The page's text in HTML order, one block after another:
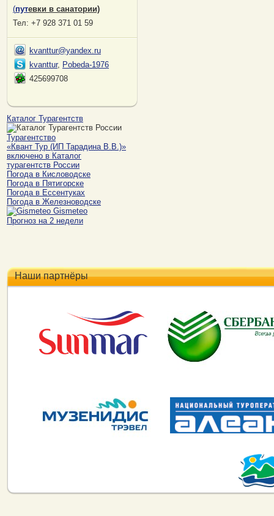
(путевки в санатории)
Тел: +7 928 371 01 59
kvanttur@yandex.ru
kvanttur, Pobeda-1976
425699708
Каталог Турагентств
Турагентство
«Квант Тур (ИП Тарадина В.В.)»
включено в Каталог
турагентств России
Погода в Кисловодске
Погода в Пятигорске
Погода в Ессентуках
Погода в Железноводске
Gismeteo
Прогноз на 2 недели
Наши партнёры